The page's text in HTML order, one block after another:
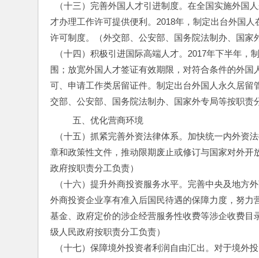
（十三）完善外国人才引进制度。在全国实施外国
才办理工作许可提供便利。2018年，制定出台外国
许可制度。（外交部、公安部、国务院法制办、国家
（十四）积极引进国际高端人才。2017年下半年，
围；放宽外国人才签证有效期限，对符合条件的外
可、申请工作类居留证件。制定出台外国人永久居
交部、公安部、国务院法制办、国家外专局等按职责
五、优化营商环境
（十五）抓紧完善外资法律体系。加快统一内外资
章和政策性文件，推动限期废止或修订与国家对外
政府按职责分工负责）
（十六）提升外商投资服务水平。完善中央及地方
外商投资企业享有准入后国民待遇的保障力度，努
基金、政府定价的涉企经营服务性收费等涉企收费
级人民政府按职责分工负责）
（十七）保障境外投资者利润自由汇出。对于境外